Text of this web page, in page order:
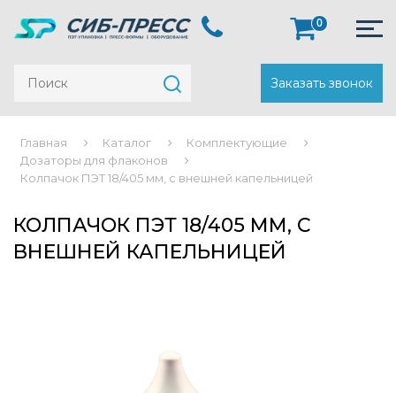
0
Заказать звонок
Главная Каталог
Комплектующие
Дозаторы для флаконов
Колпачок ПЭТ 18/405 мм, с внешней капельницей
КОЛПАЧОК ПЭТ 18/405 ММ, С
ВНЕШНЕЙ КАПЕЛЬНИЦЕЙ